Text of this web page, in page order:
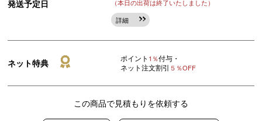
発送予定日
（本日の出荷は終了いたしました）
詳細
ネット特典 ポイント 1％付与・
ネット注文割引 ５％OFF
この商品で見積もりを依頼する